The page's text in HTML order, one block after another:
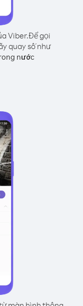
Viber.Để gọi
quay số như
nước